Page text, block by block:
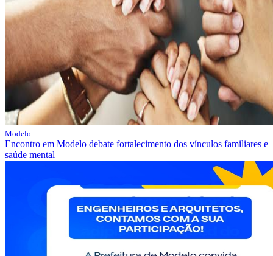
Modelo
Encontro em Modelo debate fortalecimento dos vínculos familiares e
saúde mental